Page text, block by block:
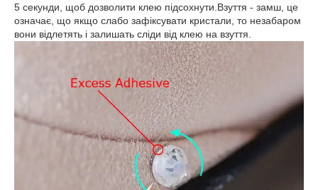
5 секунди, щоб дозволити клею підсохнути.Взуття - замш, це
означає, що якщо слабо зафіксувати кристали, то незабаром
вони відлетять і залишать сліди від клею на взуття.